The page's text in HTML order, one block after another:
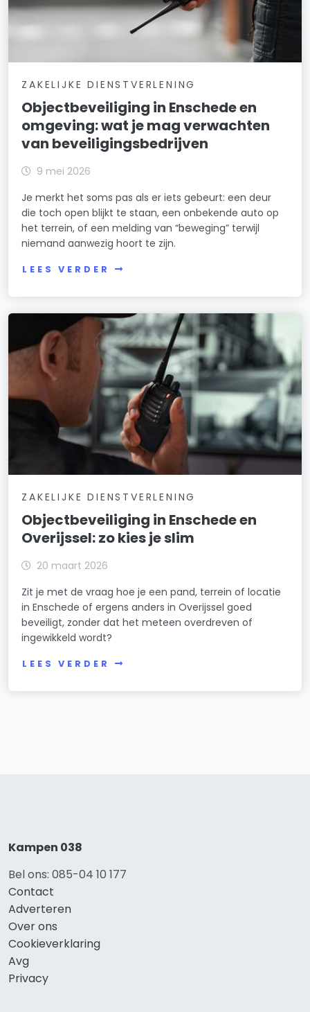
ZAKELIJKE DIENSTVERLENING
Objectbeveiliging in Enschede en
omgeving: wat je mag verwachten
van beveiligingsbedrijven
9 mei 2026
Je merkt het soms pas als er iets gebeurt: een deur
die toch open blijkt te staan, een onbekende auto op
het terrein, of een melding van “beweging” terwijl
niemand aanwezig hoort te zijn.
LEES VERDER
ZAKELIJKE DIENSTVERLENING
Objectbeveiliging in Enschede en
Overijssel: zo kies je slim
20 maart 2026
Zit je met de vraag hoe je een pand, terrein of locatie
in Enschede of ergens anders in Overijssel goed
beveiligt, zonder dat het meteen overdreven of
ingewikkeld wordt?
LEES VERDER
Kampen 038
Bel ons: 085-04 10 177
Contact
Adverteren
Over ons
Cookieverklaring
Avg
Privacy